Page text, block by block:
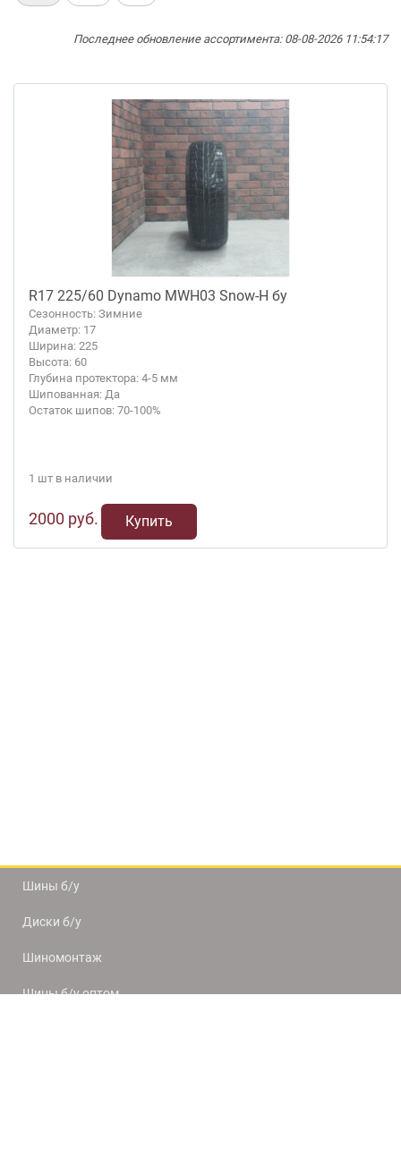
Последнее обновление ассортимента: 08-08-2026 11:54:17
R17 225/60 Dynamo MWH03 Snow-H бу
Сезонность: Зимние
Диаметр: 17
Ширина: 225
Высота: 60
Глубина протектора: 4-5 мм
Шипованная: Да
Остаток шипов: 70-100%
1 шт в наличии
2000 руб. Купить
Шины б/у
Диски б/у
Шиномонтаж
Шины б/у оптом